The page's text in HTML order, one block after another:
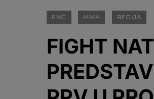
FNC MMA REGIJA
FIGHT